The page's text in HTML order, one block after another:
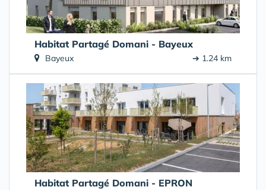
Habitat Partagé Domani - Bayeux
Bayeux ➔ 1.24 km
Habitat Partagé Domani - EPRON